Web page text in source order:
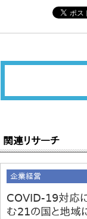
関連リサーチ
企業経営
COVID-19対応
む21の国と地域